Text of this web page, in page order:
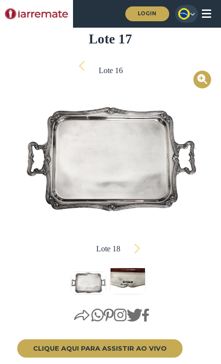
LOGIN
Lote 17
Lote 16
Lote 18
CLIQUE AQUI PARA ASSISTIR AO VIVO